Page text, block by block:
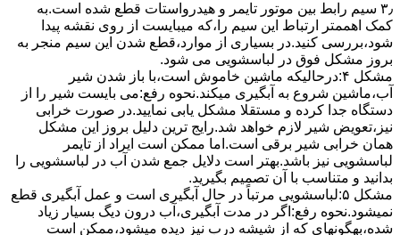
۳٫ ﺳﯿﻢ راﺑﻂ ﺑﯿﻦ ﻣﻮﺗﻮر ﺗﺎﯾﻤﺮ و ﻫﯿﺪرواﺳﺘﺎت ﻗﻄﻊ ﺷﺪه اﺳﺖ.به
کمک اهممتر ارﺗﺒﺎط اﯾﻦ ﺳﯿﻢ را،ﮐﻪ میبایست از روی ﻧﻘﺸﻪ ﭘﯿﺪا
ﺷﻮد،بررسی ﮐﻨﯿﺪ.در ﺑﺴﯿﺎری از موارد،ﻗﻄﻊ ﺷﺪن اﯾﻦ ﺳﯿﻢ ﻣﻨﺠﺮ ﺑﻪ
ﺑﺮوز مشکل ﻓﻮق در لباسشویی می شود.
مشکل ۴:درحالیکه ﻣﺎﺷﯿﻦ ﺧﺎﻣﻮش اﺳﺖ،ﺑﺎ ﺑﺎز ﺷﺪن ﺷﯿﺮ
آب،ﻣﺎﺷﯿﻦ ﺷﺮوع ﺑﻪ آﺑﮕﯿﺮی میکند.نحوه رﻓﻊ:می بایست ﺷﯿﺮ را از
دستگاه جدا کرده و مستقلا مشکل یابی نمایید.در صورت خرابی
نیز،تعویض شیر لازم خواهد شد.رایج ترین دلیل بروز این مشکل
همان خرابی شیر برقی است.اما ممکن است ایراد از تایمر
لباسشویی نیز باشد.بهتر است دلایل جمع شدن آب در لباسشویی را
بدانید و متناسب با آن تصمیم بگیرید.
مشکل ۵:لباسشویی مرتباً در ﺣﺎل آﺑﮕﯿﺮی اﺳﺖ و ﻋﻤﻞ آﺑﮕﯿﺮی ﻗﻄﻊ
نمیشود.نحوه رﻓﻊ:اﮔﺮ در ﻣﺪت آﺑﮕﯿﺮی،آب درون دﯾﮓ ﺑﺴﯿﺎر زﯾﺎد
ﺷﺪه،بهگونهای ﮐﻪ از ﺷﯿﺸﻪ درب ﻧﯿﺰ دﯾﺪه میشود،ممکن است